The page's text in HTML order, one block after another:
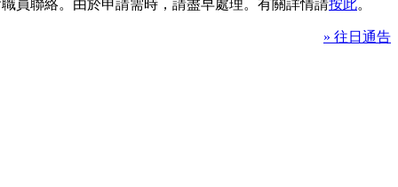
員聯絡。由於申請需時，請盡早處理。有關詳情請按此。
» 往日通告